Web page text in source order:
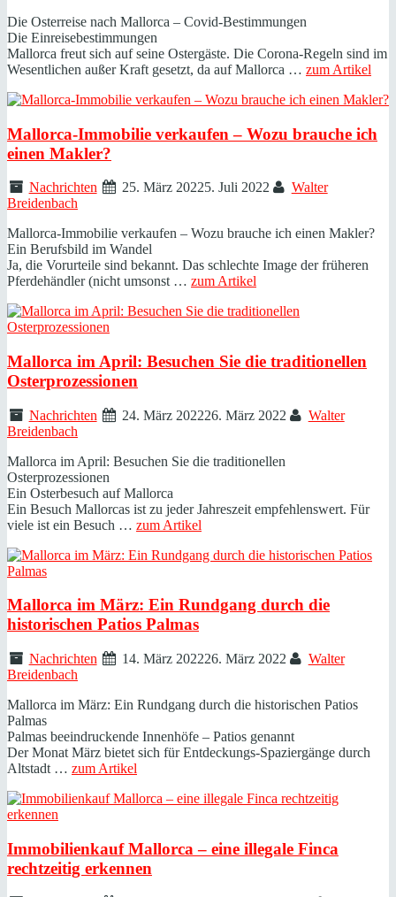
Die Osterreise nach Mallorca – Covid-Bestimmungen
Die Einreisebestimmungen
Mallorca freut sich auf seine Ostergäste. Die Corona-Regeln sind im
Wesentlichen außer Kraft gesetzt, da auf Mallorca … zum Artikel
Mallorca-Immobilie verkaufen – Wozu brauche ich
einen Makler?
Nachrichten 25. März 20225. Juli 2022
Walter
Breidenbach
Mallorca-Immobilie verkaufen – Wozu brauche ich einen Makler?
Ein Berufsbild im Wandel
Ja, die Vorurteile sind bekannt. Das schlechte Image der früheren
Pferdehändler (nicht umsonst … zum Artikel
Mallorca im April: Besuchen Sie die traditionellen
Osterprozessionen
Nachrichten 24. März 202226. März 2022
Walter
Breidenbach
Mallorca im April: Besuchen Sie die traditionellen
Osterprozessionen
Ein Osterbesuch auf Mallorca
Ein Besuch Mallorcas ist zu jeder Jahreszeit empfehlenswert. Für
viele ist ein Besuch … zum Artikel
Mallorca im März: Ein Rundgang durch die
historischen Patios Palmas
Nachrichten 14. März 202226. März 2022
Walter
Breidenbach
Mallorca im März: Ein Rundgang durch die historischen Patios
Palmas
Palmas beeindruckende Innenhöfe – Patios genannt
Der Monat März bietet sich für Entdeckungs-Spaziergänge durch
Altstadt … zum Artikel
Immobilienkauf Mallorca – eine illegale Finca
rechtzeitig erkennen